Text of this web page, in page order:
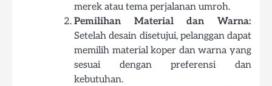
merek atau tema perjalanan umroh.
Pemilihan Material dan Warna:
Setelah desain disetujui, pelanggan dapat
memilih material koper dan warna yang
sesuai dengan preferensi dan
kebutuhan.